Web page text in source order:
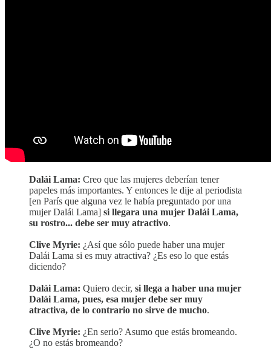
Dalái Lama: Creo que las mujeres deberían tener
papeles más importantes. Y entonces le dije al periodista
[en París que alguna vez le había preguntado por una
mujer Dalái Lama] si llegara una mujer Dalái Lama,
su rostro... debe ser muy atractivo.
Clive Myrie: ¿Así que sólo puede haber una mujer
Dalái Lama si es muy atractiva? ¿Es eso lo que estás
diciendo?
Dalái Lama: Quiero decir, si llega a haber una mujer
Dalái Lama, pues, esa mujer debe ser muy
atractiva, de lo contrario no sirve de mucho.
Clive Myrie: ¿En serio? Asumo que estás bromeando.
¿O no estás bromeando?